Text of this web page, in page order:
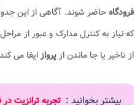
فرودگاهحاضر شوند. آگاهی از این
که نیاز به کنترل مدارک و عبور از
از تاخیر یا جا ماندن ازپروازایفا می
بیشتر بخوانید : تجربه ترانزیت